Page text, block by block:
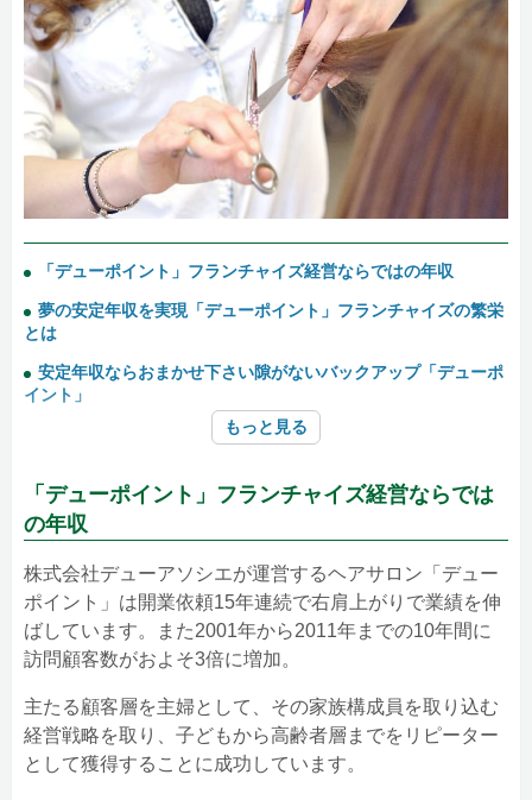
「デューポイント」フランチャイズ経営ならではの年収
夢の安定年収を実現「デューポイント」フランチャイズの繁栄
とは
安定年収ならおまかせ下さい隙がないバックアップ「デューポ
イント」
もっと見る
「デューポイント」フランチャイズ経営ならでは
の年収
株式会社デューアソシエが運営するヘアサロン「デュー
ポイント」は開業依頼15年連続で右肩上がりで業績を伸
ばしています。また2001年から2011年までの10年間に
訪問顧客数がおよそ3倍に増加。
主たる顧客層を主婦として、その家族構成員を取り込む
経営戦略を取り、子どもから高齢者層までをリピーター
として獲得することに成功しています。